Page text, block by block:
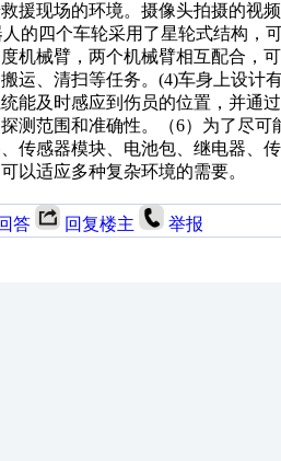
援现场的环境。摄像头拍摄的视
的四个车轮采用了星轮式结构，
机械臂，两个机械臂相互配合，
运、清扫等任务。(4)车身上设计
统能及时感应到伤员的位置，并
测范围和准确性。（6）为了尽
传感器模块、电池包、继电器、
以适应多种复杂环境的需要。
答 回复楼主 举报